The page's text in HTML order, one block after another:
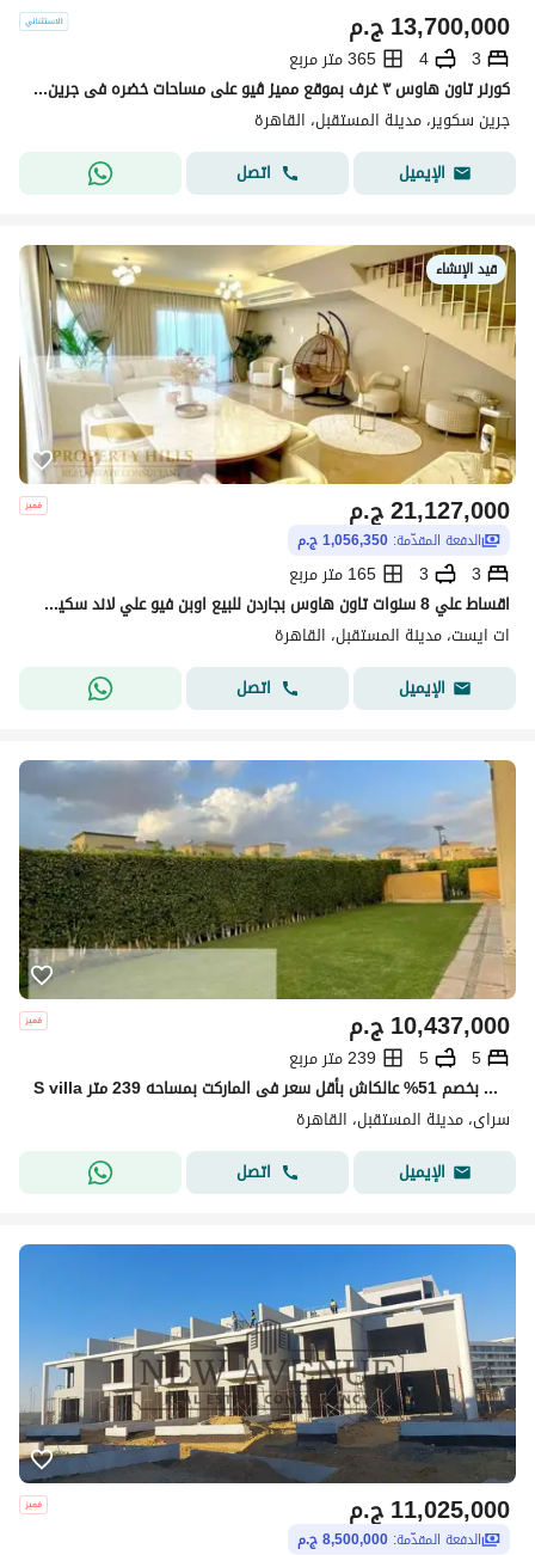
ج.م13,700,000
3
4
365 متر مربع
كورنر تاون هاوس ٣ غرف بموقع مميز ڤيو على مساحات خضره فى جرين سكوير green square
جرين سكوير، مدينة المستقبل، القاهرة
الإيميل
اتصل
قيد الإنشاء
ج.م21,127,000
الدفعة المقدّمة: 1,056,350 ج.م
3
3
165 متر مربع
اقساط علي 8 سنوات تاون هاوس بجاردن للبيع اوبن فيو علي لاند سكيب برايم لوكيشن كمبوند ات ايست المستقبل سيتي
ات ايست، مدينة المستقبل، القاهرة
الإيميل
اتصل
ج.م10,437,000
5
5
239 متر مربع
S villa للبيع في سراى بخصم 51% عالكاش بأقل سعر فى الماركت بمساحه 239 متر
سراى، مدينة المستقبل، القاهرة
الإيميل
اتصل
ج.م11,025,000
الدفعة المقدّمة: 8,500,000 ج.م